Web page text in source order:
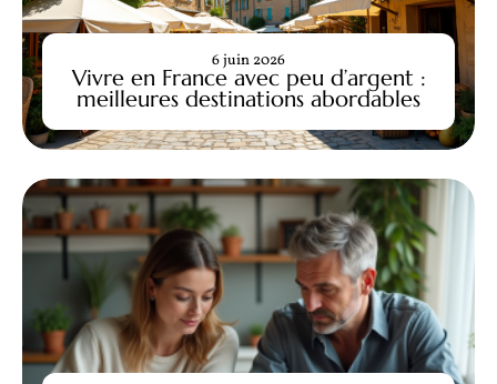
Vivre en France avec peu d’argent :
meilleures destinations abordables
6 juin 2026